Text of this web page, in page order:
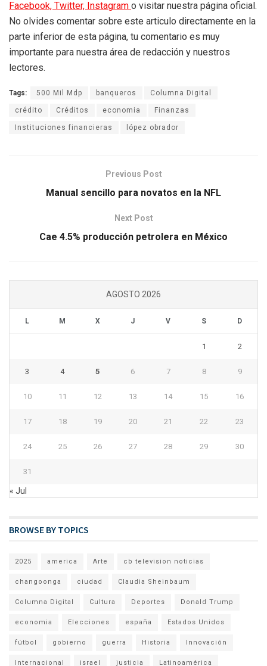
Facebook, Twitter, Instagram o visitar nuestra página oficial.
No olvides comentar sobre este articulo directamente en la
parte inferior de esta página, tu comentario es muy
importante para nuestra área de redacción y nuestros
lectores.
Tags: 500 Mil Mdp banqueros Columna Digital
crédito Créditos economia Finanzas
Instituciones financieras lópez obrador
Previous Post
Manual sencillo para novatos en la NFL
Next Post
Cae 4.5% producción petrolera en México
AGOSTO 2026
L M X J V S D
1 2
3 4 5 6 7 8 9
10 11 12 13 14 15 16
17 18 19 20 21 22 23
24 25 26 27 28 29 30
31
« Jul
BROWSE BY TOPICS
2025 america Arte cb television noticias
changoonga ciudad Claudia Sheinbaum
Columna Digital Cultura Deportes Donald Trump
economia Elecciones españa Estados Unidos
fútbol gobierno guerra Historia Innovación
Internacional israel justicia Latinoamérica